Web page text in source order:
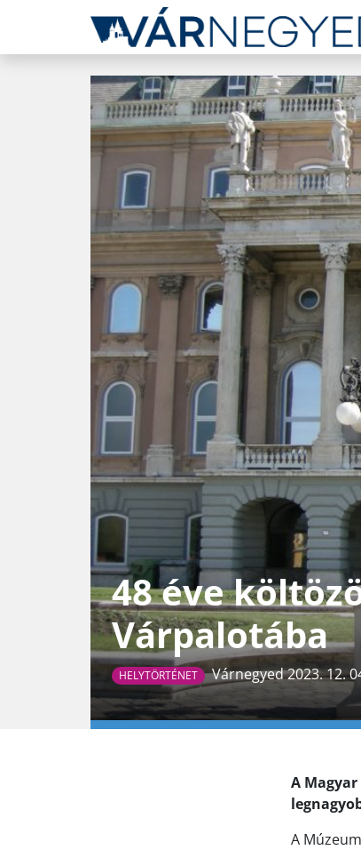
48 éve
Várpalotába
HELYTÖRTÉNET Várnegyed 2023. 12.
A
A